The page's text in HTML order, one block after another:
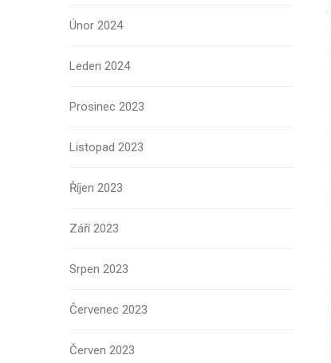
Únor 2024
Leden 2024
Prosinec 2023
Listopad 2023
Říjen 2023
Září 2023
Srpen 2023
Červenec 2023
Červen 2023